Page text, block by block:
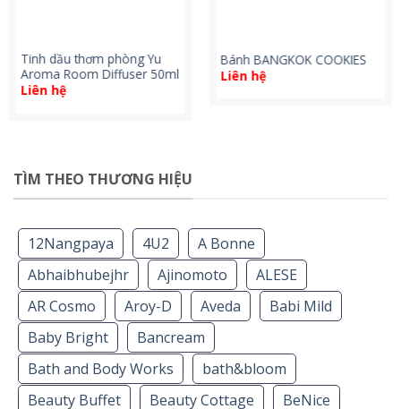
Tinh dầu thơm phòng Yu
Aroma Room Diffuser 50ml
Liên hệ
Bánh BANGKOK COOKIES
Liên hệ
TÌM THEO THƯƠNG HIỆU
12Nangpaya 4U2
A Bonne
Abhaibhubejhr
Ajinomoto
ALESE
AR Cosmo
Aroy-D Aveda
Babi Mild
Baby Bright
Bancream
Bath and Body Works
bath&bloom
Beauty Buffet
Beauty Cottage BeNice